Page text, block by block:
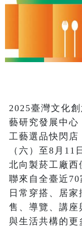
2025臺灣文化
藝研究發展中心
工藝選品快閃店
（六）至8月11
北向製菸工廠西
聯來自全臺近70
日常穿搭、居
售、導覽、講座
與生活共構的更